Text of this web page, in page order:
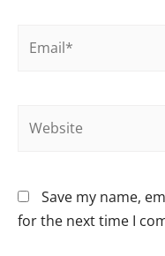
Save my name,
for the next time I